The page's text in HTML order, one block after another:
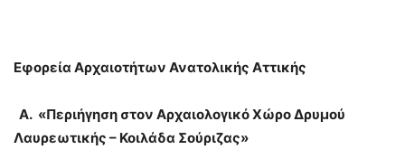
Εφορεία Αρχαιοτήτων Ανατολικής Αττικής
Α. «Περιήγηση στον Αρχαιολογικό Χώρο Δρυμού
Λαυρεωτικής – Κοιλάδα Σούριζας»